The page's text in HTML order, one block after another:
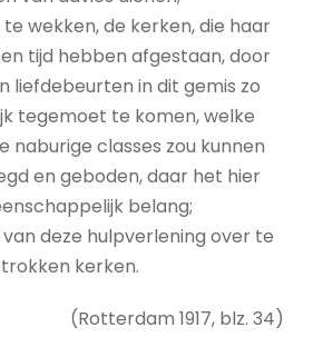
te wekken, de kerken, die haar
tijd hebben afgestaan, door
liefdebeurten in dit gemis zo
tegemoet te komen, welke
naburige classes zou kunnen
en geboden, daar het hier
belang;
deze hulpverlening over te
kerken.
(Rotterdam 1917, blz. 34)